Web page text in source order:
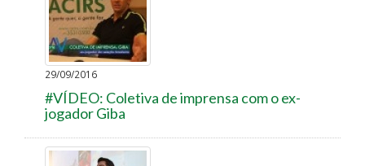
29/09/2016
#VÍDEO: Coletiva de imprensa com o ex-
jogador Giba